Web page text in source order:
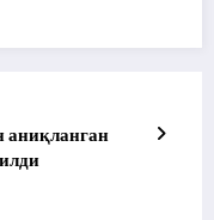
аниқланган